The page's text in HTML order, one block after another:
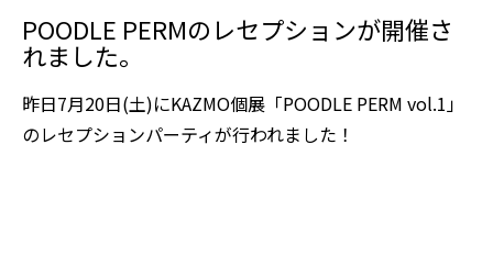
POODLE PERMのレセプションが開催さ
れました。
昨日7月20日(土)にKAZMO個展「POODLE PERM vol.1」
のレセプションパーティが行われました！